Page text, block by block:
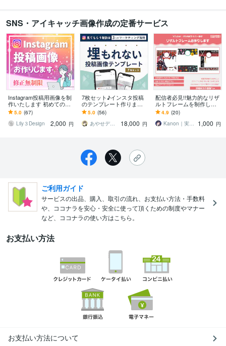
SNS・アイキャッチ画像作成の定番サービス
Instagram投稿用画像を制
作いたします 初めての方
もお気軽にご相談くださ
い！丁寧に対応いたしま
す。
5.0 (67)
Lily３Design
2,000 円
7枚セット♪インスタ投稿
のテンプレート作ります
もうキレイなだけじゃダ
メ！3つの戦略で埋もれな
い投稿を制作
5.0 (56)
あやせデザイン
18,000 円
配信者必見!!魅力的なリザ
ルトフレームを制作しま
す IRIAMライバー限定毎
日使えるグッズをあなた
に
4.9 (20)
Kanon｜実績1500以上のデザイナー
1,000 円
ご利用ガイド
サービスの出品、購入、取引の流れ、お支払い方法・手数料
や、ココナラを安心・安全に使って頂くための制度やマナー
など、ココナラの使い方はこちら。
お支払い方法
お支払い方法について